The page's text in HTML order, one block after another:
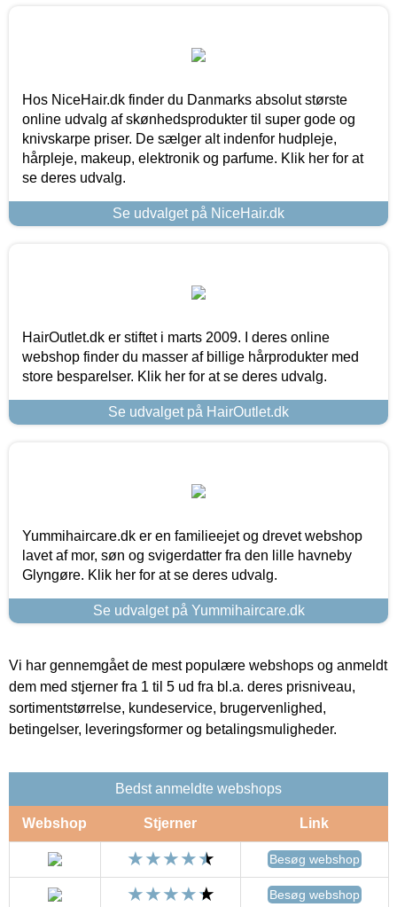
Hos NiceHair.dk finder du Danmarks absolut største
online udvalg af skønhedsprodukter til super gode og
knivskarpe priser. De sælger alt indenfor hudpleje,
hårpleje, makeup, elektronik og parfume. Klik her for at
se deres udvalg.
Se udvalget på NiceHair.dk
HairOutlet.dk er stiftet i marts 2009. I deres online
webshop finder du masser af billige hårprodukter med
store besparelser. Klik her for at se deres udvalg.
Se udvalget på HairOutlet.dk
Yummihaircare.dk er en familieejet og drevet webshop
lavet af mor, søn og svigerdatter fra den lille havneby
Glyngøre. Klik her for at se deres udvalg.
Se udvalget på Yummihaircare.dk
Vi har gennemgået de mest populære webshops og anmeldt
dem med stjerner fra 1 til 5 ud fra bl.a. deres prisniveau,
sortimentstørrelse, kundeservice, brugervenlighed,
betingelser, leveringsformer og betalingsmuligheder.
Bedst anmeldte webshops
Webshop Stjerner Link
Besøg webshop
Besøg webshop